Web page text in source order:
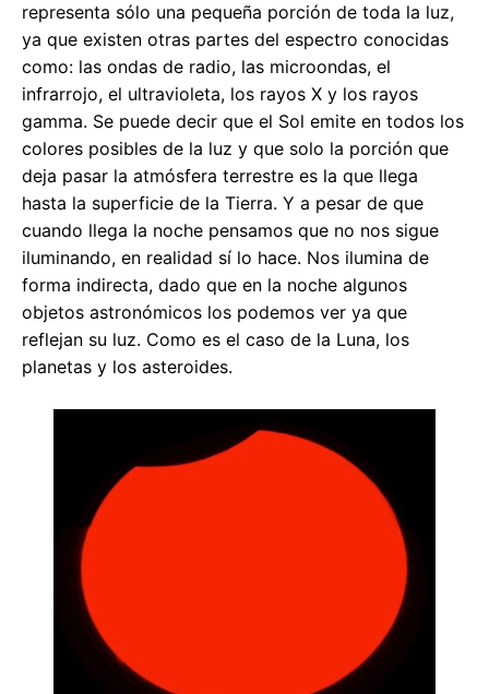
representa sólo una pequeña porción de toda la luz,
ya que existen otras partes del espectro conocidas
como: las ondas de radio, las microondas, el
infrarrojo, el ultravioleta, los rayos X y los rayos
gamma. Se puede decir que el Sol emite en todos los
colores posibles de la luz y que solo la porción que
deja pasar la atmósfera terrestre es la que llega
hasta la superficie de la Tierra. Y a pesar de que
cuando llega la noche pensamos que no nos sigue
iluminando, en realidad sí lo hace. Nos ilumina de
forma indirecta, dado que en la noche algunos
objetos astronómicos los podemos ver ya que
reflejan su luz. Como es el caso de la Luna, los
planetas y los asteroides.